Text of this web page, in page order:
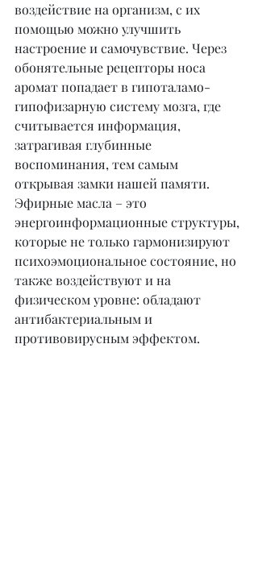
воздействие на организм, с их
помощью можно улучшить
настроение и самочувствие. Через
обонятельные рецепторы носа
аромат попадает в гипоталамо-
гипофизарную систему мозга, где
считывается информация,
затрагивая глубинные
воспоминания, тем самым
открывая замки нашей памяти.
Эфирные масла – это
энергоинформационные структуры,
которые не только гармонизируют
психоэмоциональное состояние, но
также воздействуют и на
физическом уровне: обладают
антибактериальным и
противовирусным эффектом.